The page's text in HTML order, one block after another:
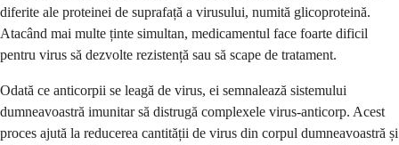
diferite ale proteinei de suprafață a virusului, numită glicoproteină.
Atacând mai multe ținte simultan, medicamentul face foarte dificil
pentru virus să dezvolte rezistență sau să scape de tratament.
Odată ce anticorpii se leagă de virus, ei semnalează sistemului
dumneavoastră imunitar să distrugă complexele virus-anticorp. Acest
proces ajută la reducerea cantității de virus din corpul dumneavoastră și